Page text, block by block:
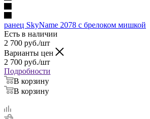
ранец SkyName 2078 с брелоком мишкой
Есть в наличии
2 700 руб./шт
Варианты цен
2 700 руб./шт
Подробности
В корзину
В корзину